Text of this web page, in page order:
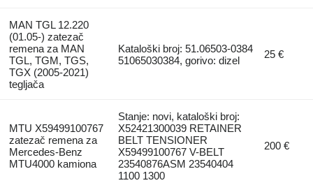
MAN TGL 12.220
(01.05-) zatezač
remena za MAN
TGL, TGM, TGS,
TGX (2005-2021)
tegljača
Kataloški broj: 51.06503-0384
51065030384, gorivo: dizel
25 €
MTU X59499100767
zatezač remena za
Mercedes-Benz
MTU4000 kamiona
Stanje: novi, kataloški broj:
X52421300039 RETAINER
BELT TENSIONER
X59499100767 V-BELT
23540876ASM 23540404
1100 1300
200 €